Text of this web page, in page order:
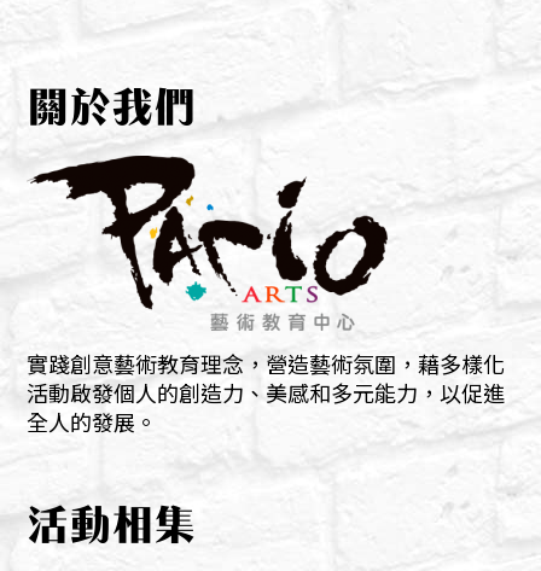
關於我們
實踐創意藝術教育理念，營造藝術氛圍，藉多樣化
活動啟發個人的創造力、美感和多元能力，以促進
全人的發展。
活動相集